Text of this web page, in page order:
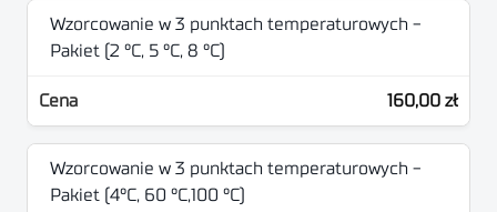
Wzorcowanie w 3 punktach temperaturowych -
Pakiet (2 °C, 5 °C, 8 °C)
160,00 zł
Wzorcowanie w 3 punktach temperaturowych -
Pakiet (4°C, 60 °C,100 °C)